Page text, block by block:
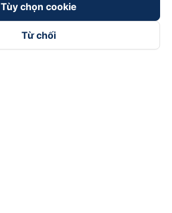
Tùy chọn cookie
Từ chối